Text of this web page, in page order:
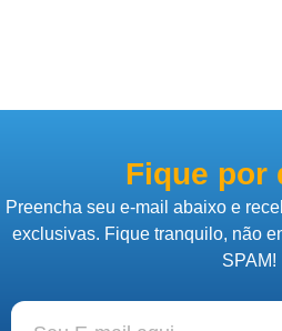
Fique por
Preencha seu e-mail abaixo e
exclusivas. Fique tranquilo, não
SPAM!